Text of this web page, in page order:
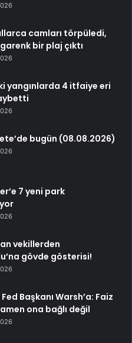
camları törpüledi,
bir plaj çıktı
yangınlarda 4 itfaiye eri
bugün (08.08.2026)
7 yeni park
vekillerden
gövde gösterisi!
Başkanı Warsh’a: Faiz
ona bağlı değil